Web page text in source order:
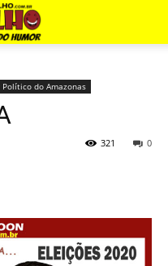
Político do Amazonas
0
321